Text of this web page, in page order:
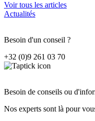
Voir tous les articles
Actualités
Besoin d'un conseil ?
+32 (0)9 261 03 70
Besoin de conseils ou
Nos experts sont là pour